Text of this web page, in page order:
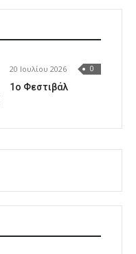
20 Ιουλίου 2026 0
1o Φεστιβάλ